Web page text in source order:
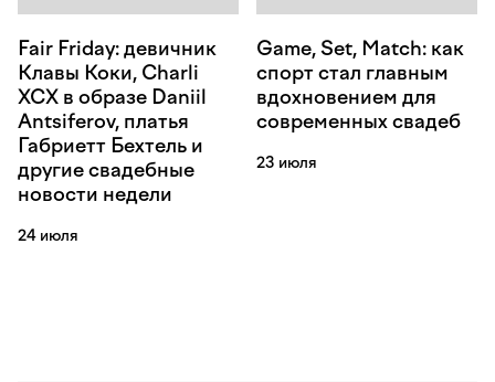
Fair Friday: девичник
Клавы Коки, Charli
XCX в образе Daniil
Antsiferov, платья
Габриетт Бехтель и
другие свадебные
новости недели
24 июля
Game, Set, Match: как
спорт стал главным
вдохновением для
современных свадеб
23 июля